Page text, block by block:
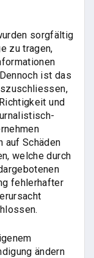
sorgfältig
zu tragen,
ist das
und
auf Schäden
welche durch
fehlerhafter
ändern